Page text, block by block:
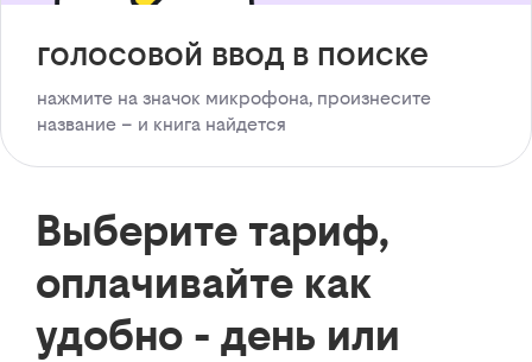
голосовой ввод в поиске
нажмите на значок микрофона, произнесите
название – и книга найдется
Выберите тариф,
оплачивайте как
удобно - день или